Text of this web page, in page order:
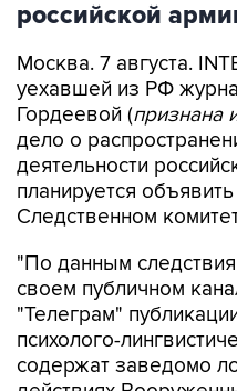
российской
Москва. 7 августа.
уехавшей из РФ
Гордеевой (признана
дело о
деятельности
планируется
Следственном
"По данным
своем публичном
"Телеграм"
психолого-
содержат заведомо